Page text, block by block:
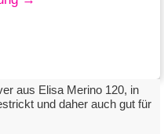
aus Elisa Merino 120, in
und daher auch gut für